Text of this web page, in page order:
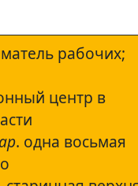
рабочих;
центр в
. одна восьмая